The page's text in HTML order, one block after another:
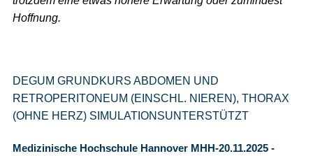
Hoffnung.
DEGUM GRUNDKURS ABDOMEN UND
RETROPERITONEUM (EINSCHL. NIEREN), THORAX
(OHNE HERZ) SIMULATIONSUNTERSTÜTZT
Medizinische Hochschule Hannover MHH-20.11.2025 -